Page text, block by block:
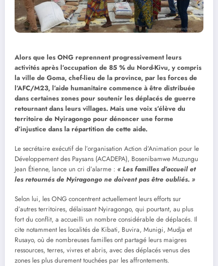
Alors que les ONG reprennent progressivement leurs
activités après l’occupation de 85 % du Nord-Kivu, y compris
la ville de Goma, chef-lieu de la province, par les forces de
l’AFC/M23, l’aide humanitaire commence à être distribuée
dans certaines zones pour soutenir les déplacés de guerre
retournant dans leurs villages. Mais une voix s’élève du
territoire de Nyiragongo pour dénoncer une forme
d’injustice dans la répartition de cette aide.
Le secrétaire exécutif de l’organisation Action d’Animation pour le
Développement des Paysans (ACADEPA), Bosenibamwe Muzungu
Jean Étienne, lance un cri d’alarme : « Les familles d’accueil et
les retournés de Nyiragongo ne doivent pas être oubliés. »
Selon lui, les ONG concentrent actuellement leurs efforts sur
d’autres territoires, délaissant Nyiragongo, qui pourtant, au plus
fort du conflit, a accueilli un nombre considérable de déplacés. Il
cite notamment les localités de Kibati, Buvira, Munigi, Mudja et
Rusayo, où de nombreuses familles ont partagé leurs maigres
ressources, terres, vivres et abris, avec des déplacés venus des
zones les plus durement touchées par les affrontements.